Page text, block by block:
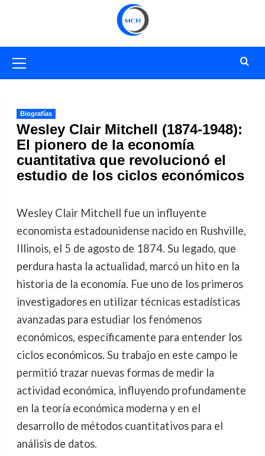
primario
Biografías
Wesley Clair Mitchell (1874-1948):
El pionero de la economía
cuantitativa que revolucionó el
estudio de los ciclos económicos
Wesley Clair Mitchell fue un influyente
economista estadounidense nacido en Rushville,
Illinois, el 5 de agosto de 1874. Su legado, que
perdura hasta la actualidad, marcó un hito en la
historia de la economía. Fue uno de los primeros
investigadores en utilizar técnicas estadísticas
avanzadas para estudiar los fenómenos
económicos, específicamente para entender los
ciclos económicos. Su trabajo en este campo le
permitió trazar nuevas formas de medir la
actividad económica, influyendo profundamente
en la teoría económica moderna y en el
desarrollo de métodos cuantitativos para el
análisis de datos.